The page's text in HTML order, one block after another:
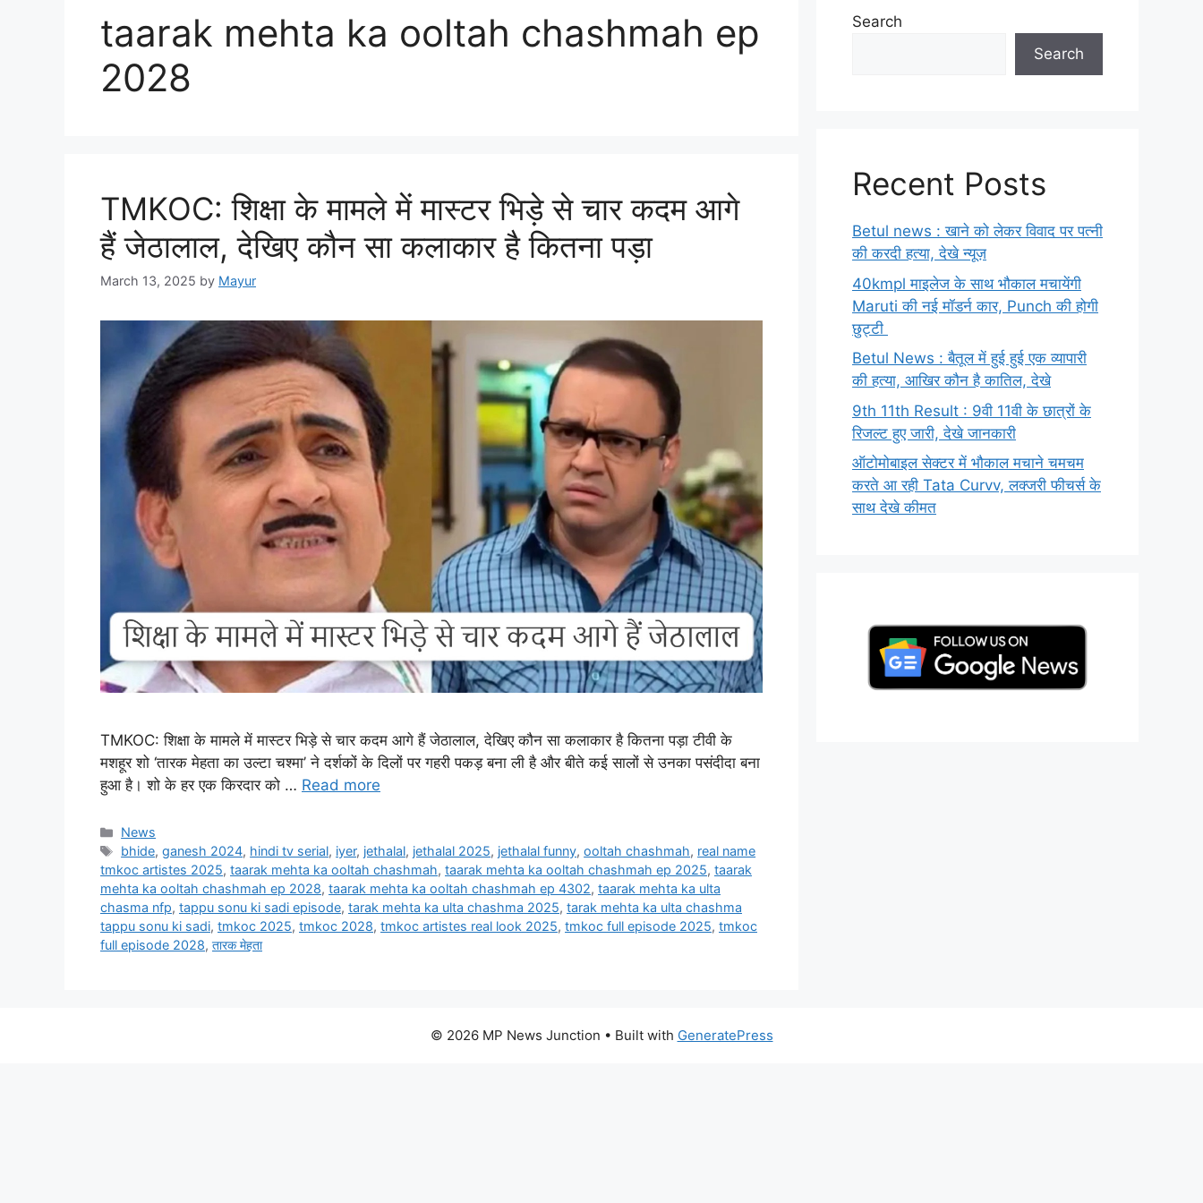
taarak mehta ka ooltah chashmah ep
2028
TMKOC: शिक्षा के मामले में मास्टर भिड़े से चार कदम आगे
हैं जेठालाल, देखिए कौन सा कलाकार है कितना पड़ा
March 13, 2025 by Mayur
TMKOC: शिक्षा के मामले में मास्टर भिड़े से चार कदम आगे हैं जेठालाल, देखिए कौन सा कलाकार है कितना पड़ा टीवी के
मशहूर शो ‘तारक मेहता का उल्टा चश्मा’ ने दर्शकों के दिलों पर गहरी पकड़ बना ली है और बीते कई सालों से उनका पसंदीदा बना
हुआ है। शो के हर एक किरदार को … Read more
Categories
News
Tags
bhide,ganesh 2024, hindi tv serial, iyer, jethalal, jethalal 2025, jethalal funny,ooltah chashmah, real name
tmkoc artistes 2025, taarak mehta ka ooltah chashmah, taarak mehta ka ooltah chashmah ep 2025, taarak
mehta ka ooltah chashmah ep 2028, taarak mehta ka ooltah chashmah ep 4302, taarak mehta ka ulta
chasma nfp, tappu sonu ki sadi episode, tarak mehta ka ulta chashma 2025, tarak mehta ka ulta chashma
tappu sonu ki sadi, tmkoc 2025, tmkoc 2028, tmkoc artistes real look 2025, tmkoc full episode 2025, tmkoc
full episode 2028, तारक मेहता
Search
Search
Recent Posts
Betul news : खाने को लेकर विवाद पर पत्नी
की करदी हत्या, देखे न्यूज़
40kmpl माइलेज के साथ भौकाल मचायेंगी
Maruti की नई मॉडर्न कार, Punch की होगी
छुट्टी
Betul News : बैतूल में हुई हुई एक व्यापारी
की हत्या, आखिर कौन है कातिल, देखे
9th 11th Result : 9वी 11वी के छात्रों के
रिजल्ट हुए जारी, देखे जानकारी
ऑटोमोबाइल सेक्टर में भौकाल मचाने चमचम
करते आ रही Tata Curvv, लक्जरी फीचर्स के
साथ देखे कीमत
© 2026 MP News Junction • Built with GeneratePress